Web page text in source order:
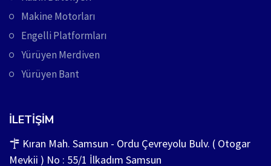
Makine Motorları
Engelli Platformları
Yürüyen Merdiven
Yürüyen Bant
İLETIŞIM
Kıran Mah. Samsun - Ordu Çevreyolu Bulv. ( Otogar
Mevkii ) No : 55/1 İlkadım Samsun